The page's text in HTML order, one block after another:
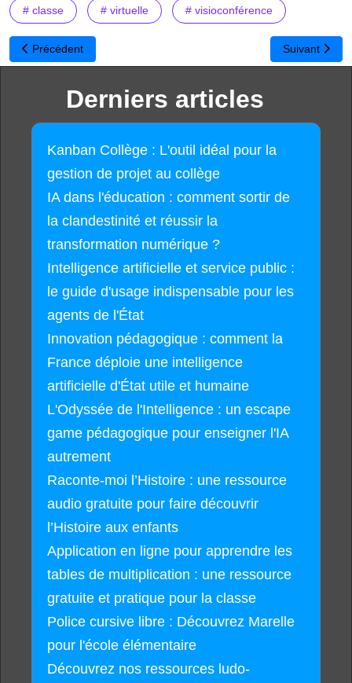
# classe # virtuelle # visioconférence
Article précédent : Les MOOC ou les plateformes d'apprentissage
Précédent Article
Suivant
Derniers articles
Kanban Collège : L'outil idéal pour la
gestion de projet au collège
IA dans l'éducation : comment sortir de
la clandestinité et réussir la
transformation numérique ?
Intelligence artificielle et service public :
le guide d'usage indispensable pour les
agents de l'État
Innovation pédagogique : comment la
France déploie une intelligence
artificielle d'État utile et humaine
L'Odyssée de l'Intelligence : un escape
game pédagogique pour enseigner l'IA
autrement
Raconte-moi l’Histoire : une ressource
audio gratuite pour faire découvrir
l’Histoire aux enfants
Application en ligne pour apprendre les
tables de multiplication : une ressource
gratuite et pratique pour la classe
Police cursive libre : Découvrez Marelle
pour l'école élémentaire
Découvrez nos ressources ludo-